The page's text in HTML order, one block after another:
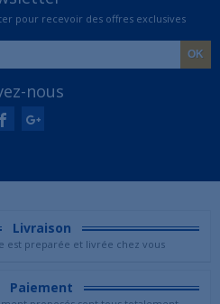
pour recevoir des offres exclusives
nous
Livraison
est preparée et livrée chez vous
Paiement